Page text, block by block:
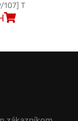
107] T